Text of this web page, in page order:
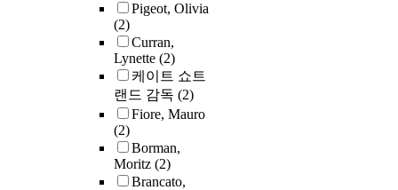
Pigeot, Olivia
(2)
Curran,
Lynette (2)
케이트 쇼트
랜드 감독 (2)
Fiore, Mauro
(2)
Borman,
Moritz (2)
Brancato,